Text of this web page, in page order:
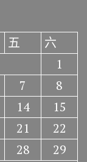
五
六
1
7
8
14
15
21
22
28
29